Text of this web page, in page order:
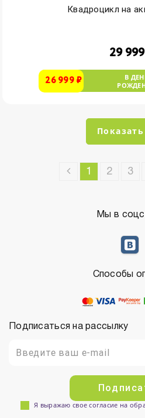
Квадроцикл на
29
26 999 ₽
В
1 2 3
Мы в
Подписаться на рассылку
Я выражаю свое согласие на
Способы